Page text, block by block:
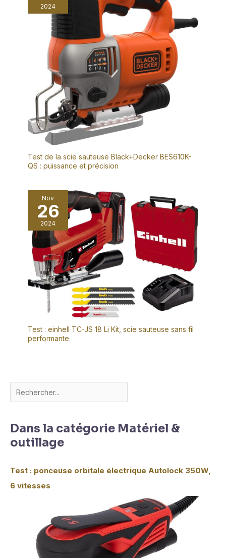
2024
Test de la scie sauteuse Black+Decker BES610K-
QS : puissance et précision
Nov
26
2024
Test : einhell TC-JS 18 Li Kit, scie sauteuse sans fil
performante
Dans la catégorie Matériel &
outillage
Test : ponceuse orbitale électrique Autolock 350W,
6 vitesses